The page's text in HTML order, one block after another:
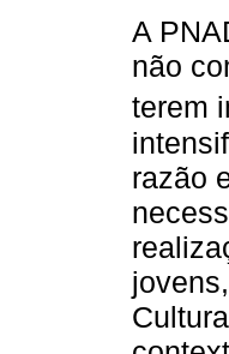
A
não
terem
razão